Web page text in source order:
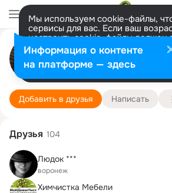
Мы используем cookie-файлы,
сервисы для вас. Если ваш
настроить cookie-файлы должен
представитель. Больше
Разрешить все Настроить
М Н
Воронеж 8 октября
Добавить в друзья Написать
Друзья 104
Людoк ***
воронеж
Химчистка Мебели
Информация о контенте
на платформе — здесь